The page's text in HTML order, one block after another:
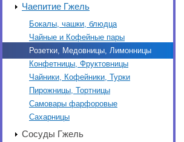
Чаепитие Гжель
Бокалы, чашки, блюдца
Чайные и Кофейные пары
Розетки, Медовницы, Лимонницы
Конфетницы, Фруктовницы
Чайники, Кофейники, Турки
Пирожницы, Тортницы
Самовары фарфоровые
Сахарницы
Сосуды Гжель